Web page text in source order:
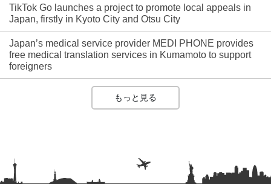
TikTok Go launches a project to promote local appeals in
Japan, firstly in Kyoto City and Otsu City
Japan’s medical service provider MEDI PHONE provides
free medical translation services in Kumamoto to support
foreigners
もっと見る